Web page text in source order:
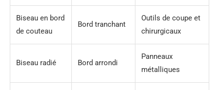
Biseau en bord
de couteau
Bord tranchant
Outils de coupe et
chirurgicaux
Biseau radié Bord arrondi
Panneaux
métalliques